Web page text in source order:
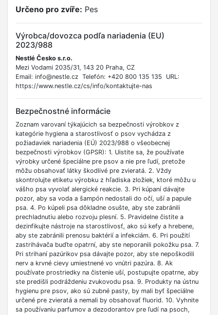
Určeno pro zvíře: Pes
Výrobca/dovozca podľa nariadenia (EU)
2023/988
Nestlé Česko s.r.o.
Mezi Vodami 2035/31, 143 20 Praha, CZ
Email: info@nestle.cz Telefón: +420 800 135 135 URL:
https://www.nestle.cz/cs/info/kontaktujte-nas
Bezpečnostné informácie
Zoznam varovaní týkajúcich sa bezpečnosti výrobkov z
kategórie hygiena a starostlivosť o psov vychádza z
požiadaviek nariadenia (EÚ) 2023/988 o všeobecnej
bezpečnosti výrobkov (GPSR): 1. Uistite sa, že používate
výrobky určené špeciálne pre psov a nie pre ľudí, pretože
môžu obsahovať látky škodlivé pre zvieratá. 2. Vždy
skontrolujte etiketu výrobku z hľadiska zložiek, ktoré môžu u
vášho psa vyvolať alergické reakcie. 3. Pri kúpaní dávajte
pozor, aby sa voda a šampón nedostali do očí, uší a papule
psa. 4. Po kúpeli psa dôkladne osušte, aby ste zabránili
prechladnutiu alebo rozvoju plesní. 5. Pravidelne čistite a
dezinfikujte nástroje na starostlivosť, ako sú kefy a hrebene,
aby ste zabránili prenosu baktérií a infekciám. 6. Pri použití
zastrihávača buďte opatrní, aby ste neporanili pokožku psa. 7.
Pri strihaní pazúrikov psa dávajte pozor, aby ste nepoškodili
nerv a krvné cievy umiestnené vo vnútri pazúra. 8. Ak
používate prostriedky na čistenie uší, postupujte opatrne, aby
ste predišli podráždeniu zvukovodu psa. 9. Produkty na ústnu
hygienu pre psov, ako sú zubné pasty, by mali byť špeciálne
určené pre zvieratá a nemali by obsahovať fluorid. 10. Vyhnite
sa používaniu parfumov a dezodorantov pre ľudí na psoch,